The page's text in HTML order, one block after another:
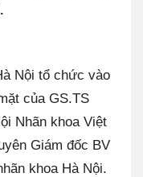
Nội tổ chức vào
của GS.TS
Nhãn khoa Việt
Giám đốc BV
khoa Hà Nội.